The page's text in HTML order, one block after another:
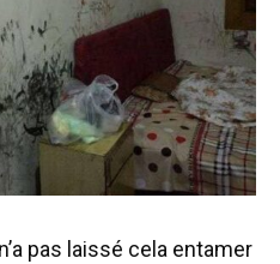
pas laissé cela entamer